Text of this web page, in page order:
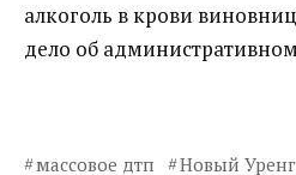
алкоголь в крови
дело об
массовое дтп
Новый